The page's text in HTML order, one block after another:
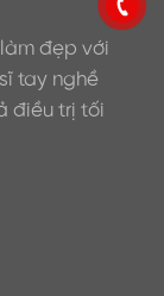
đẹp với
tay nghề
điều trị tối